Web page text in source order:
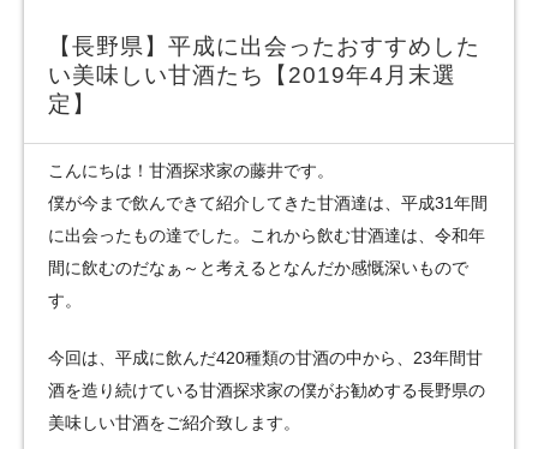
【長野県】平成に出会ったおすすめした
い美味しい甘酒たち【2019年4月末選
定】
こんにちは！甘酒探求家の藤井です。
僕が今まで飲んできて紹介してきた甘酒達は、平成31年間
に出会ったもの達でした。これから飲む甘酒達は、令和年
間に飲むのだなぁ～と考えるとなんだか感慨深いもので
す。
今回は、平成に飲んだ420種類の甘酒の中から、23年間甘
酒を造り続けている甘酒探求家の僕がお勧めする長野県の
美味しい甘酒をご紹介致します。